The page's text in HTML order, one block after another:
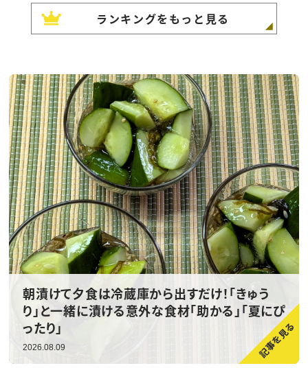
ランキングをもっと見る
朝漬けて夕食は冷蔵庫から出すだけ！「きゅう
り」と一緒に漬ける意外な食材「助かる」「夏にぴ
ったり」
2026.08.09